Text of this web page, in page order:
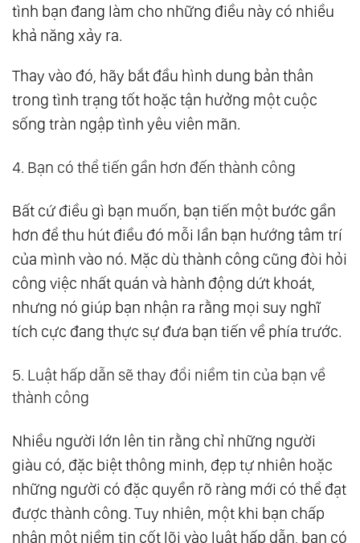
tình bạn đang làm cho những điều này có nhiều
khả năng xảy ra.
Thay vào đó, hãy bắt đầu hình dung bản thân
trong tình trạng tốt hoặc tận hưởng một cuộc
sống tràn ngập tình yêu viên mãn.
4. Bạn có thể tiến gần hơn đến thành công
Bất cứ điều gì bạn muốn, bạn tiến một bước gần
hơn để thu hút điều đó mỗi lần bạn hướng tâm trí
của mình vào nó. Mặc dù thành công cũng đòi hỏi
công việc nhất quán và hành động dứt khoát,
nhưng nó giúp bạn nhận ra rằng mọi suy nghĩ
tích cực đang thực sự đưa bạn tiến về phía trước.
5. Luật hấp dẫn sẽ thay đổi niềm tin của bạn về
thành công
Nhiều người lớn lên tin rằng chỉ những người
giàu có, đặc biệt thông minh, đẹp tự nhiên hoặc
những người có đặc quyền rõ ràng mới có thể đạt
được thành công. Tuy nhiên, một khi bạn chấp
nhận một niềm tin cốt lõi vào luật hấp dẫn, bạn có